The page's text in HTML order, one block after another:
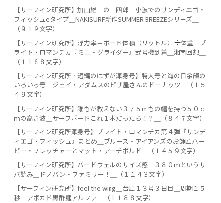
【サーフィン研究所】加山雄三の三四郎＿小波でのサンディエゴ・
フィッシュeタイプ＿NAKISURF新作SUMMER BREEZEシリーズ＿
（９１９文字）
【サーフィン研究所】浮力率＝ボード体積（リットル）
️体重＿ブ
ライト・ロマンチカ『ミニ・グライダー』弐号機到着＿湘南回想＿
（１１８８文字）
【サーフィン研究所・短編のはずが渾身号】特大号と海の日余韻の
いろいろ号＿ジェイ・アダムスのピザ屋さんのドーナッツ＿（１５
４９文字）
【サーフィン研究所】誰もが教えない３７５ｍもの幅を持つ５０ｃ
ｍの高さ波＿サーフボードこれ１本だったら！？＿（８４７文字）
【サーフィン研究所渾身号】ブライト・ロマンチカ第４弾『サンデ
ィエゴ・フィッシュ』まとめ＿ブルース・アイアンズのお師匠ハー
ビー・フレッチャーとマット・アーチボルド＿（１４５９文字）
【サーフィン研究所】バードウェルのサイズ感＿３８０ｍというサ
バ読み＿ドノバン・ファミリー！＿（１１４３文字）
【サーフィン研究所】feel the wing＿台風１３号３日目＿周期１５
秒＿アボカド黒酢麺アルファ＿（１１８８文字）